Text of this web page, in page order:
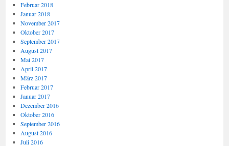
Februar 2018
Januar 2018
November 2017
Oktober 2017
September 2017
August 2017
Mai 2017
April 2017
März 2017
Februar 2017
Januar 2017
Dezember 2016
Oktober 2016
September 2016
August 2016
Juli 2016